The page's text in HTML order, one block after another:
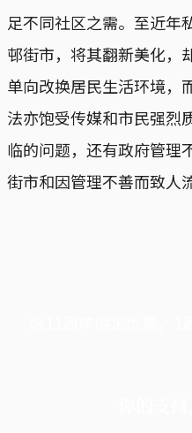
足不同社区之需。至近
邨街市，将其翻新美化，
单向改换居民生活环境，
法亦饱受传媒和市民强烈
临的问题，还有政府管理
街市和因管理不善而致人